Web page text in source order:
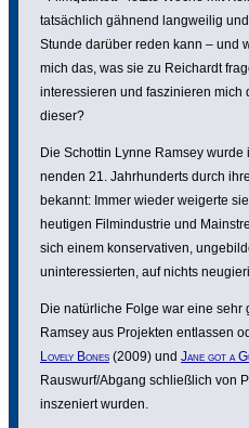
tatsäch­lich gähnend lang­weilig
Stunde darüber reden kann – und
mich das, was sie zu Reichardt
inter­es­sieren und faszi­nieren mich
dieser?
Die Schottin Lynne Ramsey
nenden 21. Jahr­hun­derts durch
bekannt: Immer wieder weigerte
heutigen Film­in­dus­trie und
sich einem konser­va­tiven,
unin­ter­es­sierten, auf nichts
Die natür­liche Folge war eine sehr
Ramsey aus Projekten entlassen
Lovely Bones (2009) und Jane got a
Rauswurf/Abgang schließ­lich von
insze­niert wurden.